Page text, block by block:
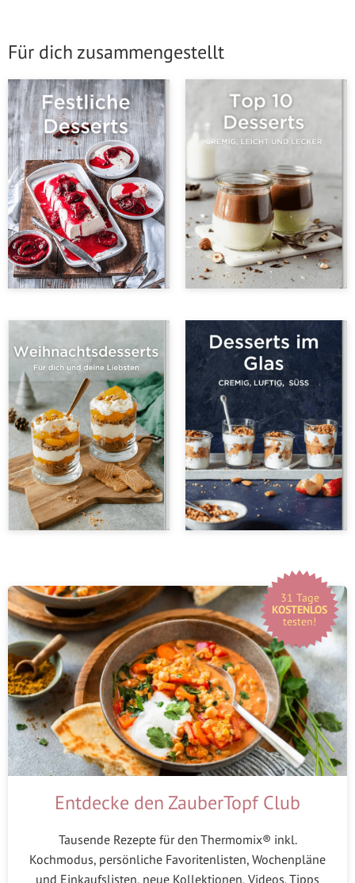
Für dich zusammengestellt
31 Tage
KOSTENLOS
testen!
Entdecke den ZauberTopf Club
Tausende Rezepte für den Thermomix® inkl.
Kochmodus, persönliche Favoritenlisten, Wochenpläne
und Einkaufslisten, neue Kollektionen, Videos, Tipps